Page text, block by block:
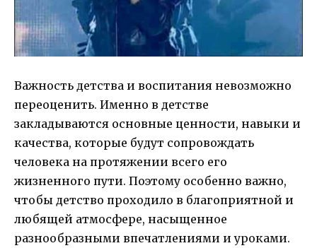
Важность детства и воспитания невозможно
переоценить. Именно в детстве
закладываются основные ценности, навыки и
качества, которые будут сопровождать
человека на протяжении всего его
жизненного пути. Поэтому особенно важно,
чтобы детство проходило в благоприятной и
любящей атмосфере, насыщенное
разнообразными впечатлениями и уроками.